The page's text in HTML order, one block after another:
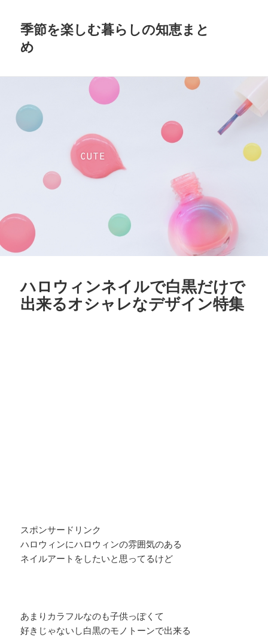
季節を楽しむ暮らしの知恵まと
め
ハロウィンネイルで白黒だけで
出来るオシャレなデザイン特集
スポンサードリンク
ハロウィンにハロウィンの雰囲気のある
ネイルアートをしたいと思ってるけど
あまりカラフルなのも子供っぽくて
好きじゃないし白黒のモノトーンで出来る